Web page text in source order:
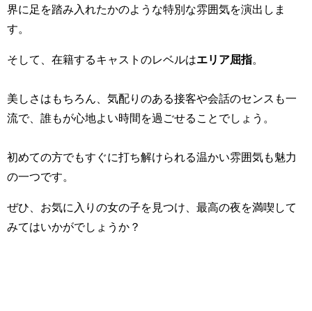
界に足を踏み入れたかのような特別な雰囲気を演出しま
す。
そして、在籍するキャストのレベルはエリア屈指
美しさはもちろん、気配りのある接客や会話のセンスも一
流で、誰もが心地よい時間を過ごせることでしょう。
初めての方でもすぐに打ち解けられる温かい雰囲気も魅力
の一つです。
ぜひ、お気に入りの女の子を見つけ、最高の夜を満喫して
みてはいかがでしょうか？